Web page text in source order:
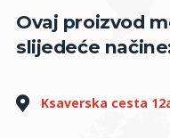
Ovaj proizvod
slijedeće
Ksaverska cesta